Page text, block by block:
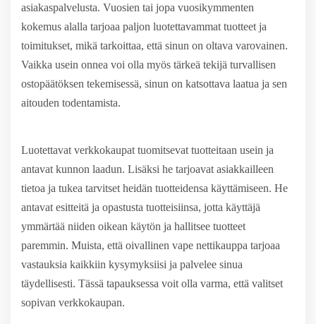
asiakaspalvelusta. Vuosien tai jopa vuosikymmenten
kokemus alalla tarjoaa paljon luotettavammat tuotteet ja
toimitukset, mikä tarkoittaa, että sinun on oltava varovainen.
Vaikka usein onnea voi olla myös tärkeä tekijä turvallisen
ostopäätöksen tekemisessä, sinun on katsottava laatua ja sen
aitouden todentamista.
Luotettavat verkkokaupat tuomitsevat tuotteitaan usein ja
antavat kunnon laadun. Lisäksi he tarjoavat asiakkailleen
tietoa ja tukea tarvitset heidän tuotteidensa käyttämiseen. He
antavat esitteitä ja opastusta tuotteisiinsa, jotta käyttäjä
ymmärtää niiden oikean käytön ja hallitsee tuotteet
paremmin. Muista, että oivallinen vape nettikauppa tarjoaa
vastauksia kaikkiin kysymyksiisi ja palvelee sinua
täydellisesti. Tässä tapauksessa voit olla varma, että valitset
sopivan verkkokaupan.